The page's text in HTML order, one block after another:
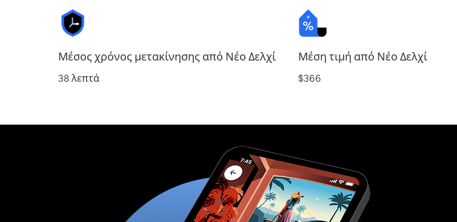
Μέσος χρόνος μετακίνησης από Νέο Δελχί
38 λεπτά
Μέση τιμή από Νέο Δελχί
$366